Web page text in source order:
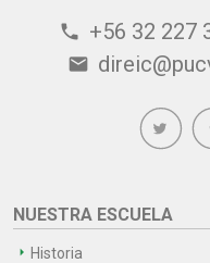
phone +56 32 227
email
NUESTRA ESCUELA
Historia